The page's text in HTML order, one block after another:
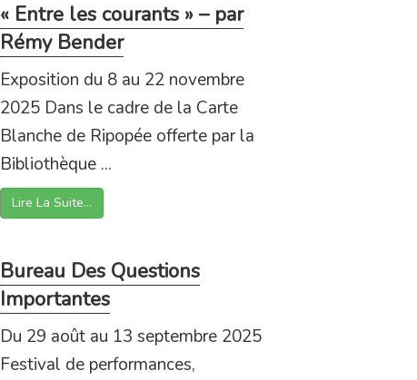
« Entre les courants » – par
Rémy Bender
Exposition du 8 au 22 novembre
2025 Dans le cadre de la Carte
Blanche de Ripopée offerte par la
Bibliothèque ...
Lire La Suite…
Bureau Des Questions
Importantes
Du 29 août au 13 septembre 2025
Festival de performances,